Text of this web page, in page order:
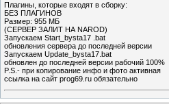
Плагины, которые входят в сборку:
БЕЗ ПЛАГИНОВ
Размер: 955 МБ
(CЕРВЕР ЗАЛИТ НА NAROD)
Запускаем Start_bysta17 .bat
обновления сервера до последней версии
Запускаем Update_bysta17.bat
обновлен до последней версии рабочий 100%
P.S.- при копирование инфо и фото активная
ссылка на сайт prog69.ru обязательно